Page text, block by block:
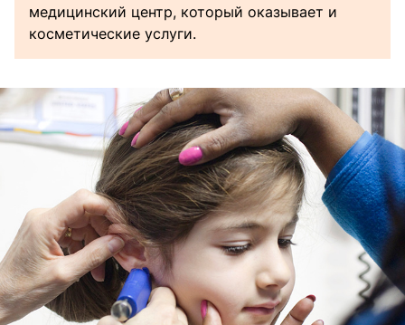
медицинский центр, который оказывает и
косметические услуги.